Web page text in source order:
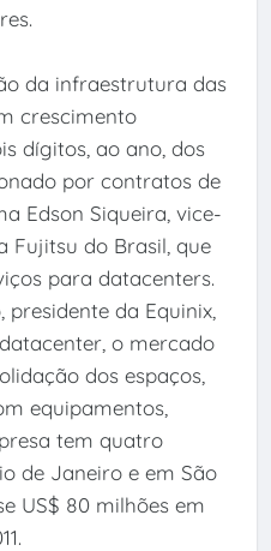
da infraestrutura das
crescimento
dígitos, ao ano, dos
por contratos de
Edson Siqueira, vice-
Fujitsu do Brasil, que
para datacenters.
da Equinix,
o mercado
dos espaços,
equipamentos,
tem quatro
de Janeiro e em São
US$ 80 milhões em